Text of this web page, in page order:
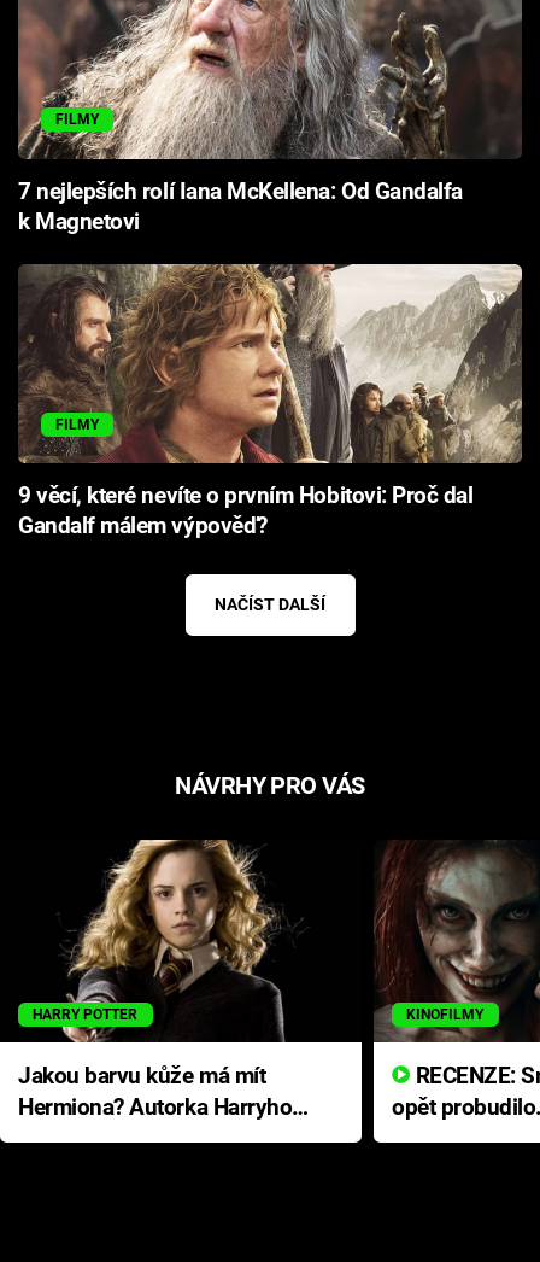
FILMY
7 nejlepších rolí Iana McKellena: Od Gandalfa
k Magnetovi
FILMY
9 věcí, které nevíte o prvním Hobitovi: Proč dal
Gandalf málem výpověď?
NAČÍST DALŠÍ
NÁVRHY PRO VÁS
HARRY POTTER
Jakou barvu kůže má mít
Hermiona? Autorka Harryho
Pottera přišla s ráznou
KINOFILMY
opět
přichází s